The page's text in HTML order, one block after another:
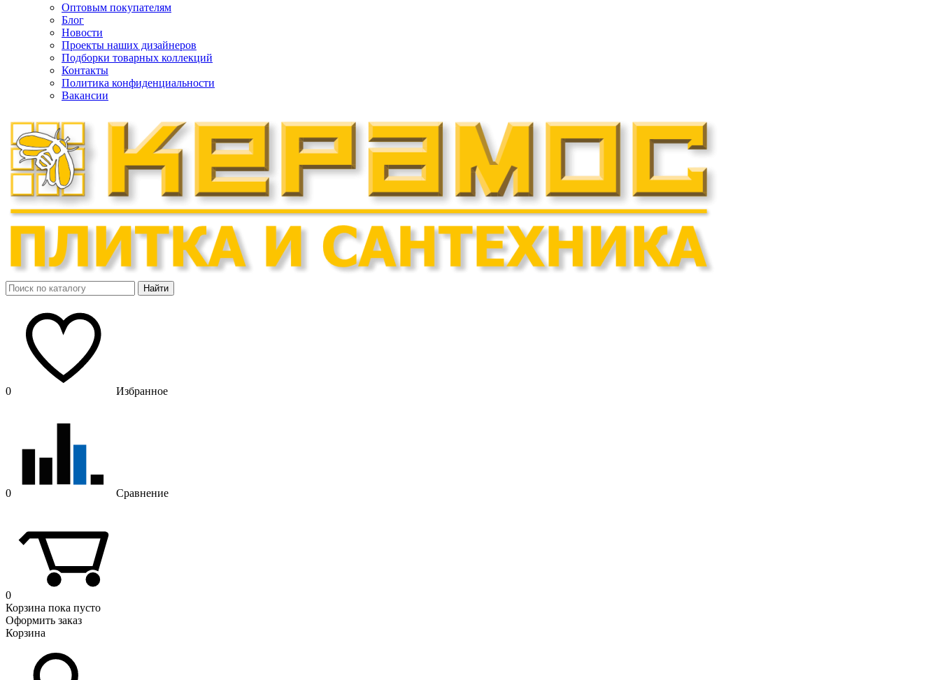
Оптовым покупателям
Блог
Новости
Проекты наших дизайнеров
Подборки товарных коллекций
Контакты
Политика конфиденциальности
Вакансии
Найти
0 Избранное
0 Сравнение
0
Корзина пока пусто
Оформить заказ
Корзина